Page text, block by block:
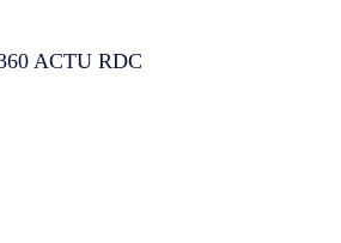
ACTU RDC